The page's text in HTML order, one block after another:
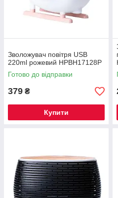
Зволожувач повітря USB
220ml рожевий HPBH17128P
Готово до відправки
379 ₴
Купити